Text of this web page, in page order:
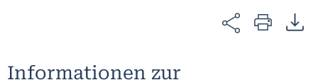
Informationen zur